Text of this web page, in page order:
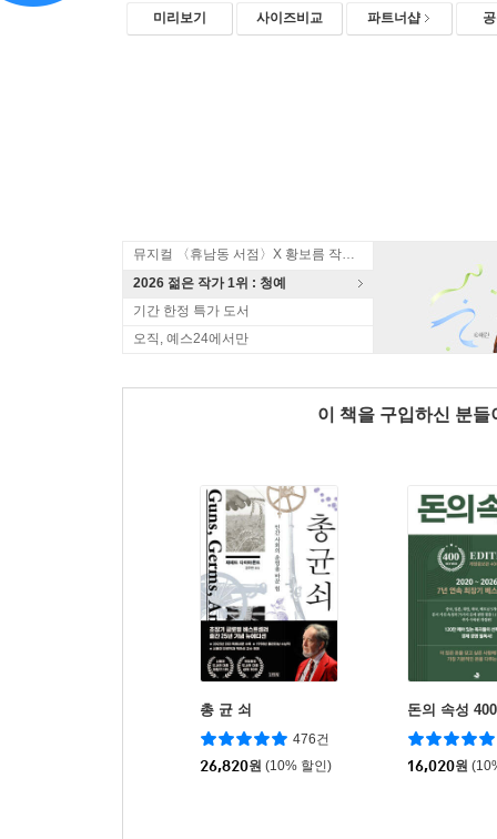
미리보기 사이즈비교 파트너샵
뮤지컬 〈휴남동 서점〉X 황보름 작가 북토크
2026 젊은 작가 1위 : 청예
기간 한정 특가 도서
오직, 예스24에서만
이 책을 구입하신 분
총 균 쇠
476건
26,820원 (10% 할인)
돈의 속성
16,020원